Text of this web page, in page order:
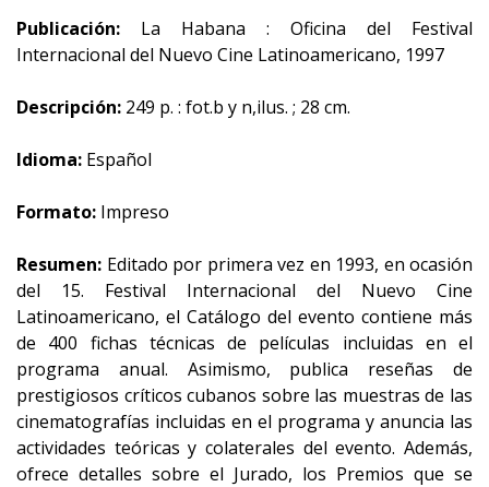
Publicación: La Habana : Oficina del Festival
Internacional del Nuevo Cine Latinoamericano, 1997
Descripción: 249 p. : fot.b y n,ilus. ; 28 cm.
Idioma: Español
Formato: Impreso
Resumen: Editado por primera vez en 1993, en ocasión
del 15. Festival Internacional del Nuevo Cine
Latinoamericano, el Catálogo del evento contiene más
de 400 fichas técnicas de películas incluidas en el
programa anual. Asimismo, publica reseñas de
prestigiosos críticos cubanos sobre las muestras de las
cinematografías incluidas en el programa y anuncia las
actividades teóricas y colaterales del evento. Además,
ofrece detalles sobre el Jurado, los Premios que se